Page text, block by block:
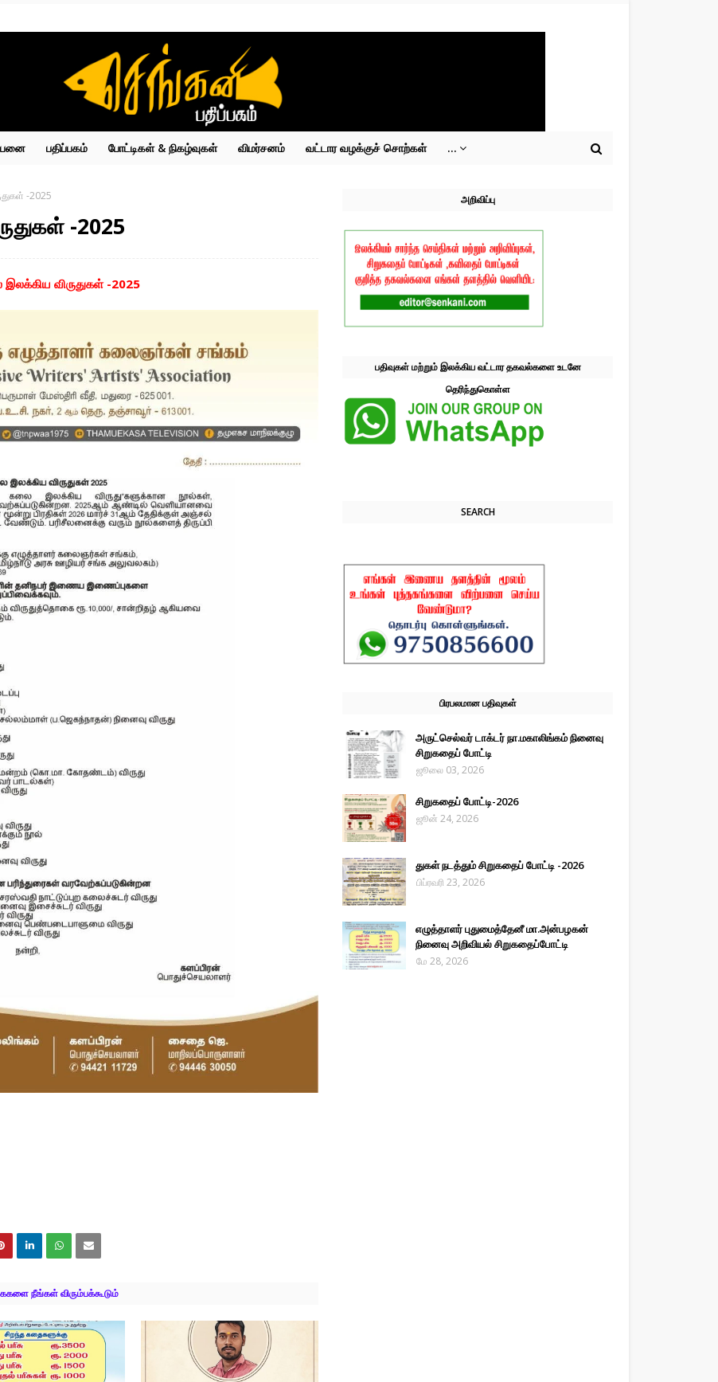
பதிப்பகம் போட்டிகள் & நிகழ்வுகள் விமர்சனம் வட்டார வழக்குச் சொற்கள் ...
-2025
-2025
விருதுகள் -2025
நீங்கள் விரும்பக்கூடும்
அறிவிப்பு
பதிவுகள் மற்றும் இலக்கிய வட்டார தகவல்களை உடனே
தெரிந்துகொள்ள
SEARCH
பிரபலமான பதிவுகள்
அருட்செல்வர் டாக்டர் நா.மகாலிங்கம் நினைவு
சிறுகதைப் போட்டி
ஜூலை 03, 2026
சிறுகதைப் போட்டி-2026
ஜூன் 24, 2026
துகள் நடத்தும் சிறுகதைப் போட்டி -2026
பிப்ரவரி 23, 2026
எழுத்தாளர் புதுமைத்தேனீ மா.அன்பழகன்
நினைவு அறிவியல் சிறுகதைப்போட்டி
மே 28, 2026